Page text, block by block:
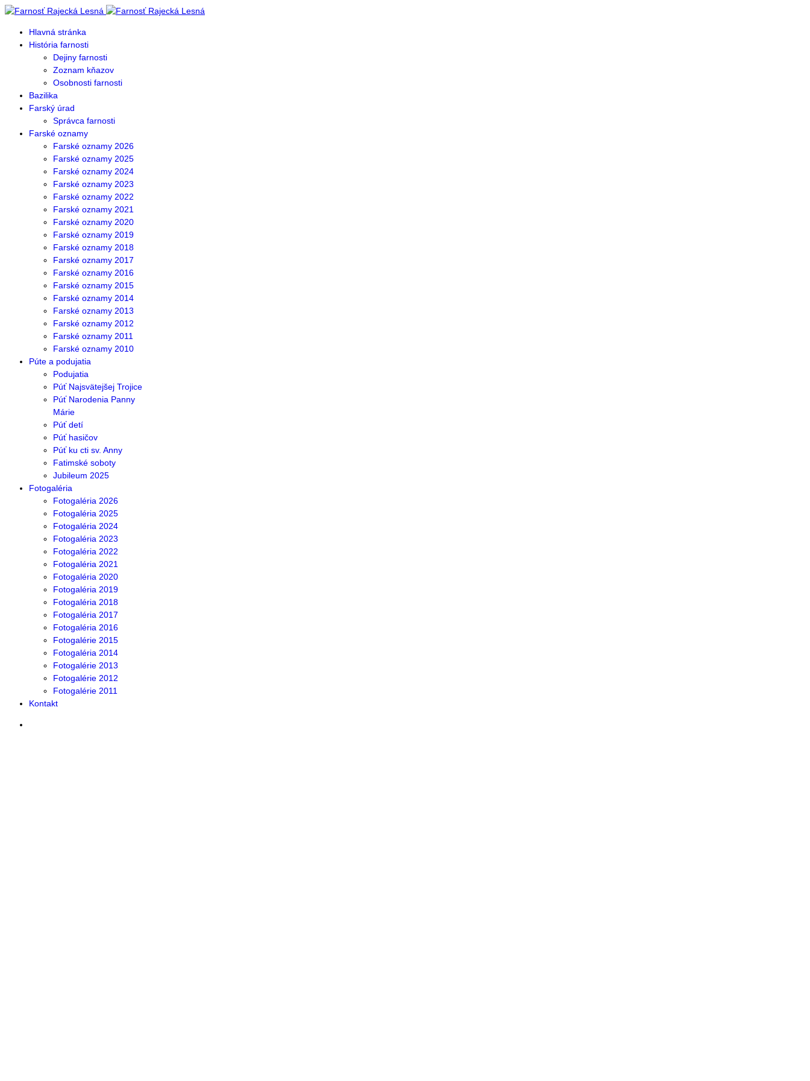
Hlavná stránka
História farnosti
Dejiny farnosti
Zoznam kňazov
Osobnosti farnosti
Bazilika
Farský úrad
Správca farnosti
Farské oznamy
Farské oznamy 2026
Farské oznamy 2025
Farské oznamy 2024
Farské oznamy 2023
Farské oznamy 2022
Farské oznamy 2021
Farské oznamy 2020
Farské oznamy 2019
Farské oznamy 2018
Farské oznamy 2017
Farské oznamy 2016
Farské oznamy 2015
Farské oznamy 2014
Farské oznamy 2013
Farské oznamy 2012
Farské oznamy 2011
Farské oznamy 2010
Púte a podujatia
Podujatia
Púť Najsvätejšej Trojice
Púť Narodenia Panny
Márie
Púť detí
Púť hasičov
Púť ku cti sv. Anny
Fatimské soboty
Jubileum 2025
Fotogaléria
Fotogaléria 2026
Fotogaléria 2025
Fotogaléria 2024
Fotogaléria 2023
Fotogaléria 2022
Fotogaléria 2021
Fotogaléria 2020
Fotogaléria 2019
Fotogaléria 2018
Fotogaléria 2017
Fotogaléria 2016
Fotogalérie 2015
Fotogaléria 2014
Fotogalérie 2013
Fotogalérie 2012
Fotogalérie 2011
Kontakt